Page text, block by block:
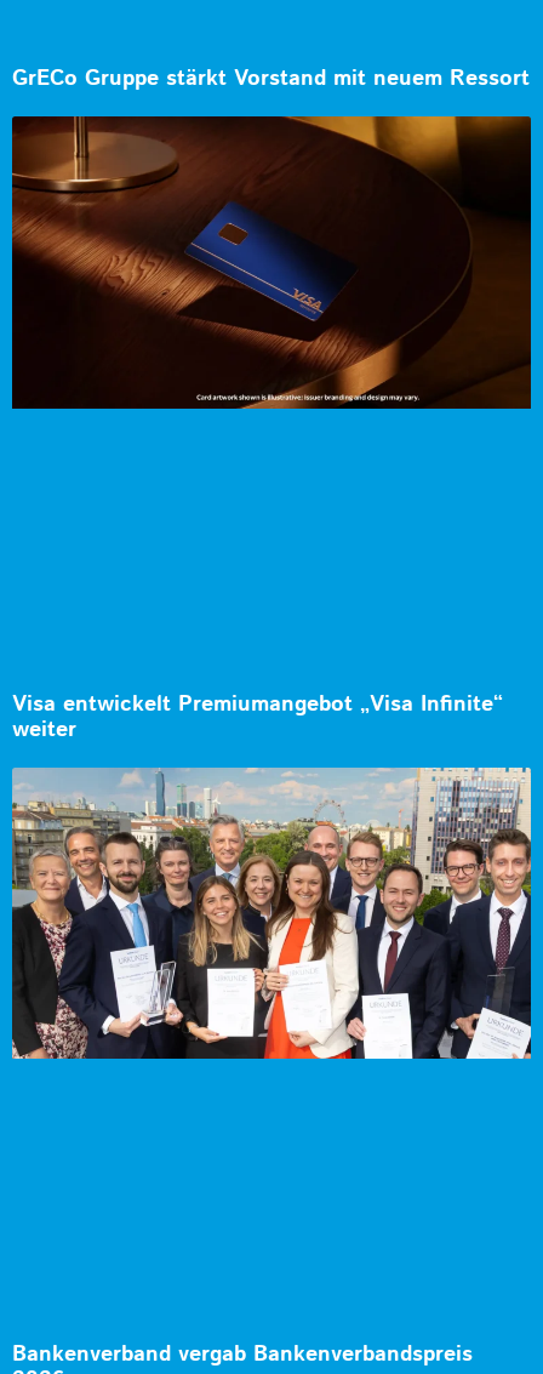
GrECo Gruppe stärkt Vorstand mit neuem Ressort
Visa entwickelt Premiumangebot „Visa Infinite“
weiter
Bankenverband vergab Bankenverbandspreis